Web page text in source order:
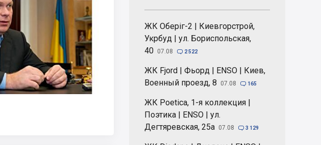
ЖК Оберіг-2 | Киевгорстрой,
Укрбуд | ул. Бориспольская,
40 07.08  2 522
ЖК Fjord | Фьорд | ENSO | Киев,
Военный проезд, 8
07.08  165
ЖК Poetica, 1-я коллекция |
Поэтика | ENSO | ул.
Дегтяревская, 25а 07.08  3 129